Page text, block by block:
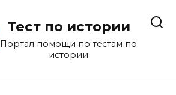
Тест по истории
Портал помощи по тестам по
истории